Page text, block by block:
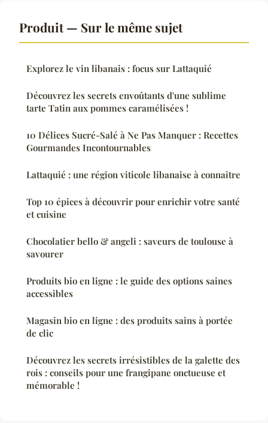
Produit — Sur le même sujet
Explorez le vin libanais : focus sur Lattaquié
Découvrez les secrets envoûtants d'une sublime
tarte Tatin aux pommes caramélisées !
10 Délices Sucré-Salé à Ne Pas Manquer : Recettes
Gourmandes Incontournables
Lattaquié : une région viticole libanaise à connaître
Top 10 épices à découvrir pour enrichir votre santé
et cuisine
Chocolatier bello & angeli : saveurs de toulouse à
savourer
Produits bio en ligne : le guide des options saines
accessibles
Magasin bio en ligne : des produits sains à portée
de clic
Découvrez les secrets irrésistibles de la galette des
rois : conseils pour une frangipane onctueuse et
mémorable !